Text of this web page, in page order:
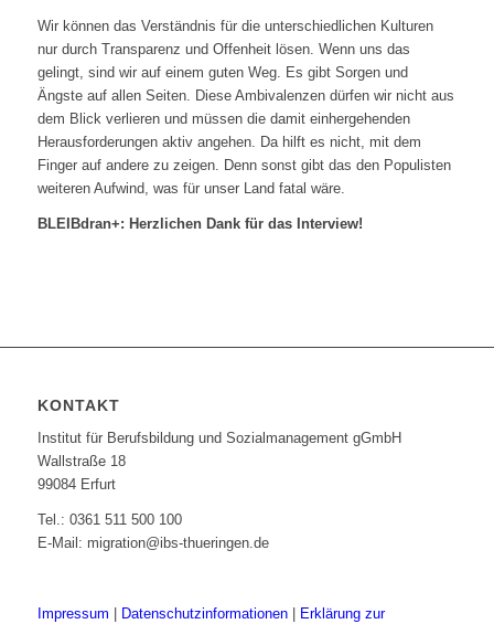
Wir können das Verständnis für die unterschiedlichen Kulturen
nur durch Transparenz und Offenheit lösen. Wenn uns das
gelingt, sind wir auf einem guten Weg. Es gibt Sorgen und
Ängste auf allen Seiten. Diese Ambivalenzen dürfen wir nicht aus
dem Blick verlieren und müssen die damit einhergehenden
Herausforderungen aktiv angehen. Da hilft es nicht, mit dem
Finger auf andere zu zeigen. Denn sonst gibt das den Populisten
weiteren Aufwind, was für unser Land fatal wäre.
BLEIBdran+: Herzlichen Dank für das Interview!
KONTAKT
Institut für Berufsbildung und Sozialmanagement gGmbH
Wallstraße 18
99084 Erfurt
Tel.: 0361 511 500 100
E-Mail: migration@ibs-thueringen.de
Impressum Datenschutzinformationen|
Erklärung zur